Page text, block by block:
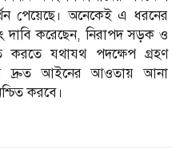
পেয়েছে। অনেকেই এ ধরনের
দাবি করেছেন, নিরাপদ সড়ক ও
করতে যথাযথ পদক্ষেপ গ্রহণ
দ্রুত আইনের আওতায় আনা
করবে।